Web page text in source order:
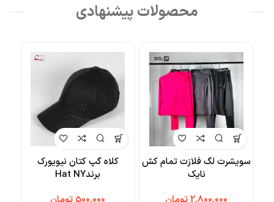
محصولات پیشنهادی
سویشرت لگ فلازت تمام کش
نایک
کلاه گپ کتان نیویورک
برندHat NY